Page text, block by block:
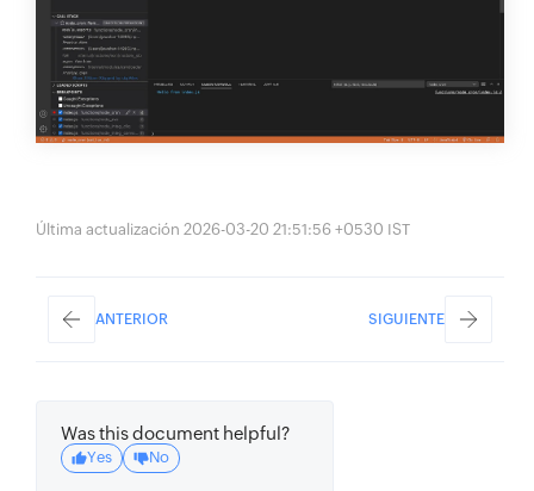
Última actualización 2026-03-20 21:51:56 +0530 IST
ANTERIOR SIGUIENTE
Was this document helpful?
Yes No